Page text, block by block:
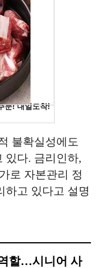
불확실성에도
있다. 금리인하,
로 자본관리 정
하고 있다고 설명
할…시니어 사